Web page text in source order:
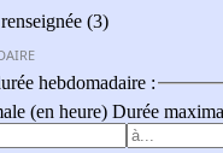
(3)
hebdomadaire :
(en heure) Durée